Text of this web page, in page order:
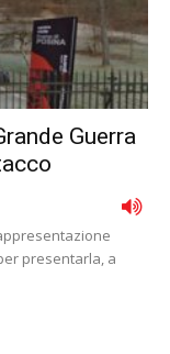
Guerra
presentarla, a